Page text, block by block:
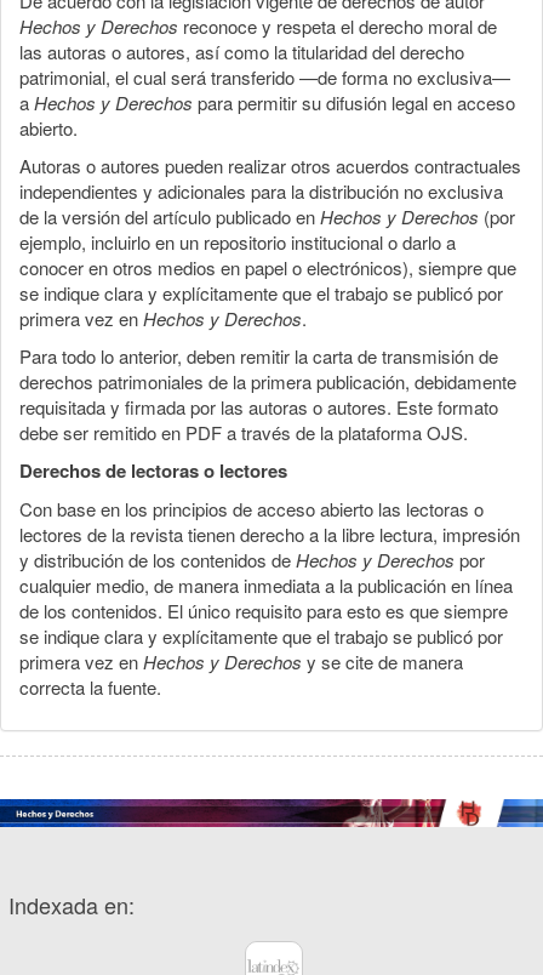
Hechos y Derechos reconoce y respeta el derecho moral de
las autoras o autores, así como la titularidad del derecho
patrimonial, el cual será transferido —de forma no exclusiva—
aHechos y Derechos para permitir su difusión legal en acceso
abierto.
Autoras o autores pueden realizar otros acuerdos contractuales
independientes y adicionales para la distribución no exclusiva
de la versión del artículo publicado enHechos y Derechos (por
ejemplo, incluirlo en un repositorio institucional o darlo a
conocer en otros medios en papel o electrónicos), siempre que
se indique clara y explícitamente que el trabajo se publicó por
primera vez enHechos y Derechos.
Para todo lo anterior, deben remitir la carta de transmisión de
derechos patrimoniales de la primera publicación, debidamente
requisitada y firmada por las autoras o autores. Este formato
debe ser remitido en PDF a través de la plataforma OJS.
Derechos de lectoras o lectores
Con base en los principios de acceso abierto las lectoras o
lectores de la revista tienen derecho a la libre lectura, impresión
y distribución de los contenidos deHechos y Derechos por
cualquier medio, de manera inmediata a la publicación en línea
de los contenidos. El único requisito para esto es que siempre
se indique clara y explícitamente que el trabajo se publicó por
primera vez enHechos y Derechos y se cite de manera
correcta la fuente.
Indexada en: